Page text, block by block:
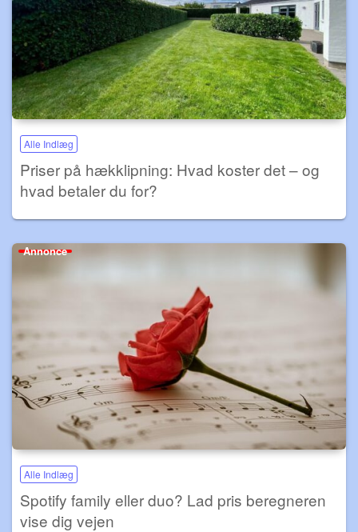
Alle Indlæg
Priser på hækklipning: Hvad koster det – og
hvad betaler du for?
Annonce
Alle Indlæg
Spotify family eller duo? Lad pris beregneren
vise dig vejen